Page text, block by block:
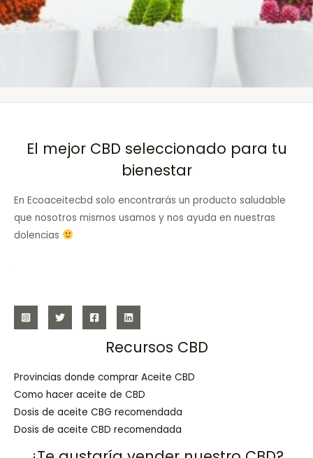
El mejor CBD seleccionado para tu
bienestar
En Ecoaceitecbd solo encontrarás un producto saludable
que nosotros mismos usamos y nos ayuda en nuestras
dolencias
Recursos CBD
Provincias donde comprar Aceite CBD
Como hacer aceite de CBD
Dosis de aceite CBG recomendada
Dosis de aceite CBD recomendada